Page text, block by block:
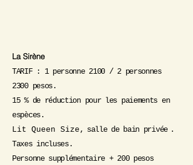
La Sirène
TARIF : 1 personne 2100 / 2 personnes
2300 pesos.
15 % de réduction pour les paiements en
espèces.
Lit Queen Size, salle de bain privée .
Taxes incluses.
Personne supplémentaire + 200 pesos